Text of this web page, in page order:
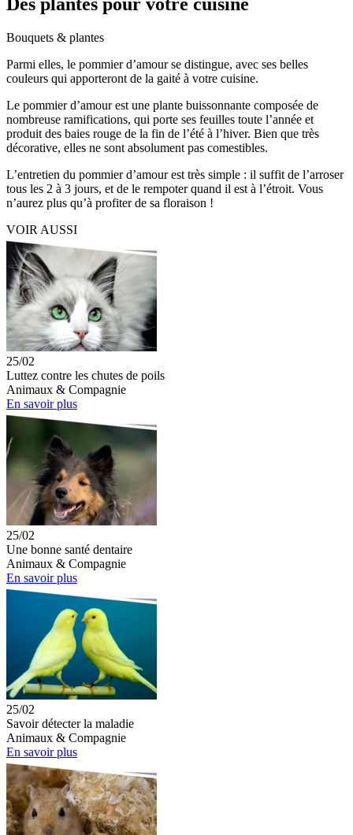
Bouquets & plantes
Parmi elles, le pommier d’amour se distingue, avec ses belles
couleurs qui apporteront de la gaité à votre cuisine.
Le pommier d’amour est une plante buissonnante composée de
nombreuse ramifications, qui porte ses feuilles toute l’année et
produit des baies rouge de la fin de l’été à l’hiver. Bien que très
décorative, elles ne sont absolument pas comestibles.
L’entretien du pommier d’amour est très simple : il suffit de l’arroser
tous les 2 à 3 jours, et de le rempoter quand il est à l’étroit. Vous
n’aurez plus qu’à profiter de sa floraison !
VOIR AUSSI
25/02
Luttez contre les chutes de poils
Animaux & Compagnie
En savoir plus
25/02
Une bonne santé dentaire
Animaux & Compagnie
En savoir plus
25/02
Savoir détecter la maladie
Animaux & Compagnie
En savoir plus